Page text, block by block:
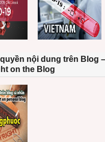
nội dung trên Blog
on the Blog